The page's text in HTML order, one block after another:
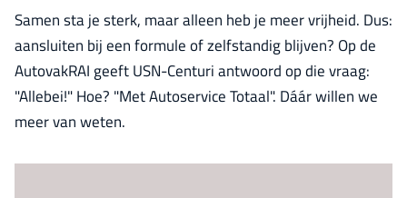
Samen sta je sterk, maar alleen heb je meer vrijheid. Dus:
aansluiten bij een formule of zelfstandig blijven? Op de
AutovakRAI geeft USN-Centuri antwoord op die vraag:
"Allebei!" Hoe? "Met Autoservice Totaal". Dáár willen we
meer van weten.